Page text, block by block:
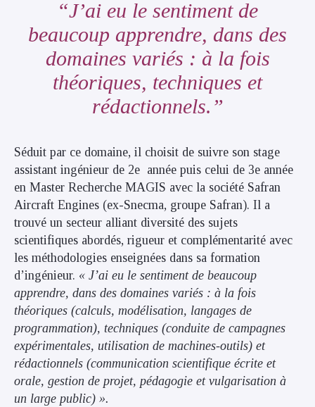
J’ai eu le sentiment de
beaucoup apprendre, dans des
domaines variés : à la fois
théoriques, techniques et
rédactionnels.
Séduit par ce domaine, il choisit de suivre son stage
assistant ingénieur de 2e année puis celui de 3e année
en Master Recherche MAGIS avec la société Safran
Aircraft Engines (ex-Snecma, groupe Safran). Il a
trouvé un secteur alliant diversité des sujets
scientifiques abordés, rigueur et complémentarité avec
les méthodologies enseignées dans sa formation
d’ingénieur. « J’ai eu le sentiment de beaucoup
apprendre, dans des domaines variés : à la fois
théoriques (calculs, modélisation, langages de
programmation), techniques (conduite de campagnes
expérimentales, utilisation de machines-outils) et
rédactionnels (communication scientifique écrite et
orale, gestion de projet, pédagogie et vulgarisation à
un large public) ».